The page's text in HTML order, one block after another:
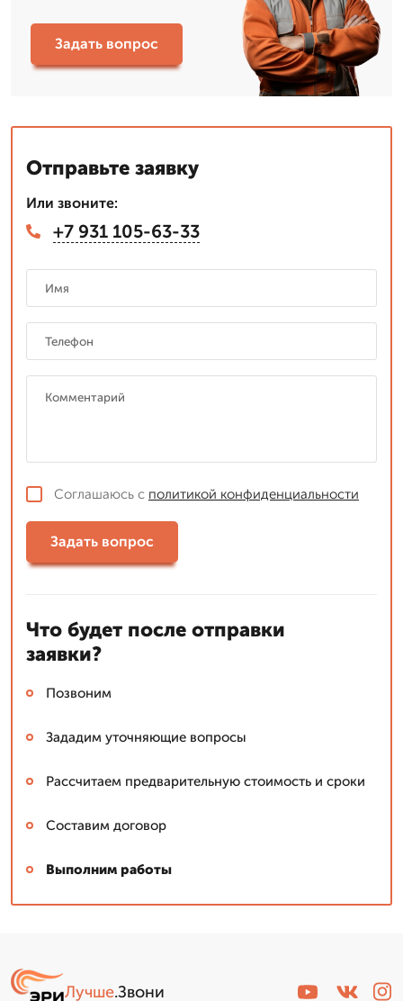
Задать вопрос
Отправьте заявку
Или звоните:
+7 931 105-63-33
Соглашаюсь с политикой конфиденциальности
Задать вопрос
Что будет после отправки
заявки?
Позвоним
Зададим уточняющие вопросы
Рассчитаем предварительную стоимость и сроки
Составим договор
Выполним работы
Лучше.Звони